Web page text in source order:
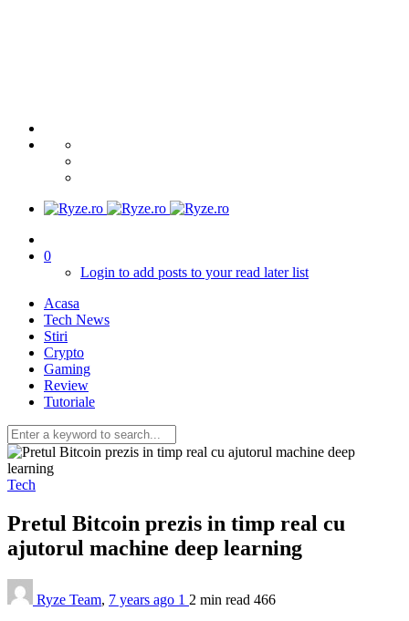
0
Login to add posts to your read later list
Acasa
Tech News
Stiri
Crypto
Gaming
Review
Tutoriale
Tech
Pretul Bitcoin prezis in timp real cu
ajutorul machine deep learning
Ryze Team, 7 years ago 1 2 min read 466